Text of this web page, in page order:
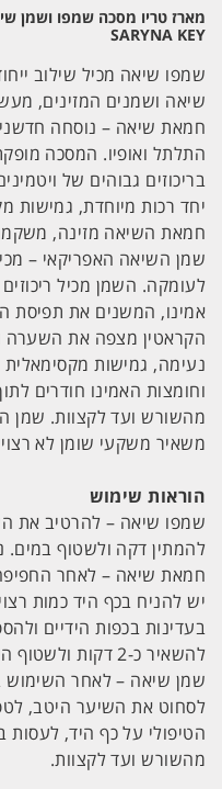
-
לשיער
ומתולתל
סרינה
קיי
SARYNA
KEY
מארז טריו מסכה שמפו ושמן
SARYNA KEY
שמפו שיאה מכיל שילוב
שיאה ושמנים המזינים,
חמאת שיאה – נוסחה
התלתל ואופיו. המסכה
יחד רכות מיוחדת, גמישות
חמאת השיאה מזינה,
שמן השיאה האפריקאי –
לעומקה. השמן מכיל
אמינו, המשנים את תפיסת
הקראטין מצפה את השערה
נעימה, גמישות מקסימאלית
וחומצות האמינו חודרים
מהשורש ועד לקצוות. שמן
משאיר משקעי שומן לא
הוראות שימוש
שמפו שיאה – להרטיב את
להמתין דקה ולשטוף במים.
חמאת שיאה – לאחר
יש להניח בכף היד כמות
בעדינות בכפות הידיים
להשאיר כ-2 דקות ולשטוף היטב.
שמן שיאה – לאחר השימוש
לסחוט את השיער היטב,
הטיפולי על כף היד, לעסות
מהשורש ועד לקצוות.